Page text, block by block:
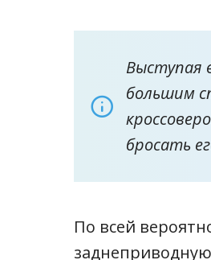
Выступая
большим
бросать
По всей